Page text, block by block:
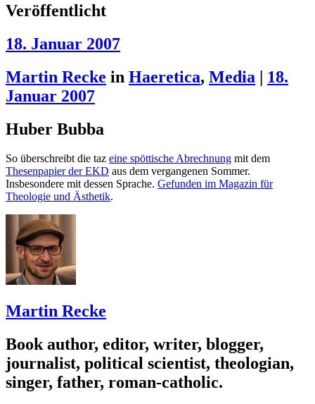
Veröffentlicht
18. Januar 2007
Martin Recke in Haeretica, Media | 18.
Januar 2007
Huber Bubba
So überschreibt die taz eine spöttische Abrechnung mit dem
Thesenpapier der EKD aus dem vergangenen Sommer.
Insbesondere mit dessen Sprache. Gefunden im Magazin für
Theologie und Ästhetik.
Martin Recke
Book author, editor, writer, blogger,
journalist, political scientist, theologian,
singer, father, roman-catholic.